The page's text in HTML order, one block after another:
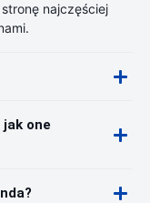
najczęściej
jak one